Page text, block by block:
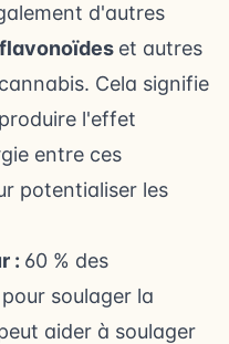
d'autres
flavonoïdes et autres
Cela signifie
l'effet
entre ces
potentialiser les
: 60 % des
soulager la
aider à soulager